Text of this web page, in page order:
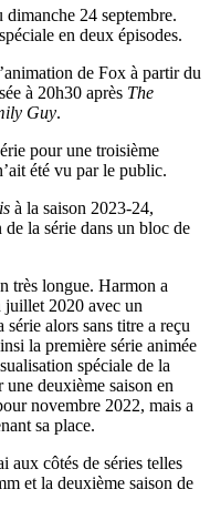
24 septembre.
en deux épisodes.
de Fox à partir du
à 20h30 après The
Guy.
pour une troisième
été vu par le public.
à la saison 2023-24,
la série dans un bloc de
très longue. Harmon a
juillet 2020 avec un
alors sans titre a reçu
la première série animée
spéciale de la
deuxième saison en
novembre 2022, mais a
sa place.
aux côtés de séries telles
et la deuxième saison de